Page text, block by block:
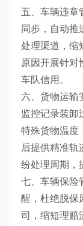
五、车辆违章
同步，自动推
处理渠道，缩
原因开展针对
车队信用。
六、货物运输
监控记录装卸
特殊货物温度
后提供精准轨
纷处理周期，
七、车辆保险
醒，杜绝脱保
司，缩短理赔